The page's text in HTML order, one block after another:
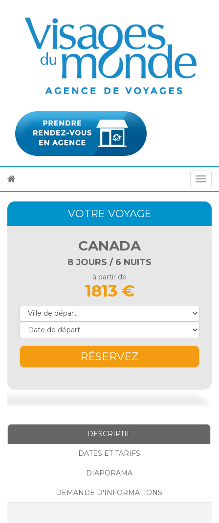
VOTRE VOYAGE
CANADA
8 JOURS / 6 NUITS
à partir de
1813 €
RÉSERVEZ
DESCRIPTIF
DATES ET TARIFS
DIAPORAMA
DEMANDE D'INFORMATIONS